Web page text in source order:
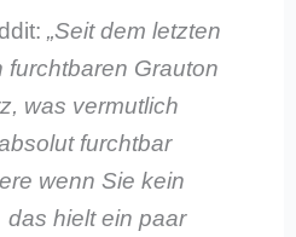
„Seit dem letzten
furchtbaren Grauton
was vermutlich
furchtbar
wenn Sie kein
hielt ein paar